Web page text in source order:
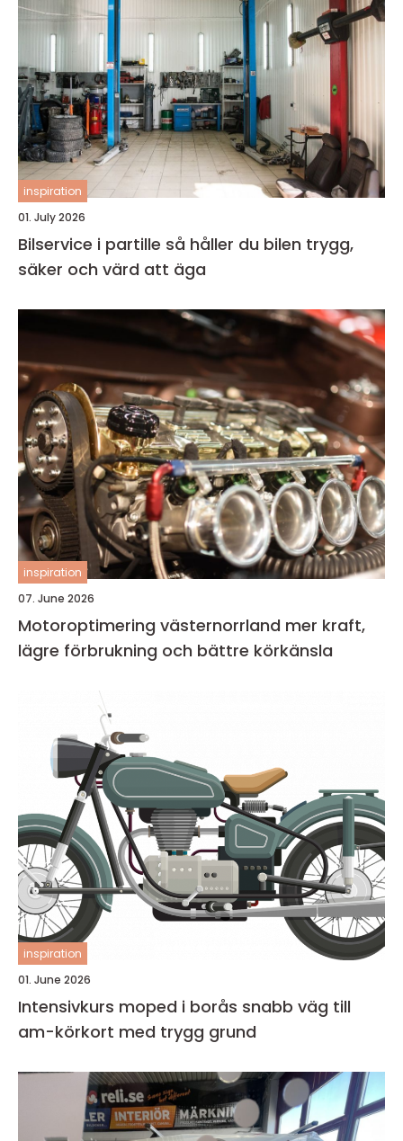
inspiration
01. July 2026
Bilservice i partille så håller du bilen trygg,
säker och värd att äga
inspiration
07. June 2026
Motoroptimering västernorrland mer kraft,
lägre förbrukning och bättre körkänsla
inspiration
01. June 2026
Intensivkurs moped i borås snabb väg till
am-körkort med trygg grund